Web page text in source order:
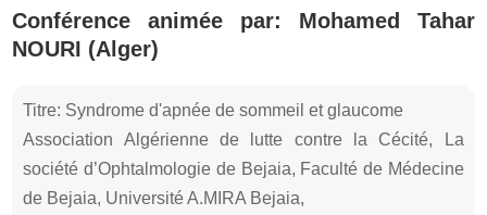
Conférence animée par: Mohamed Tahar
NOURI (Alger)
Titre: Syndrome d'apnée de sommeil et glaucome
Association Algérienne de lutte contre la Cécité, La
société d’Ophtalmologie de Bejaia, Faculté de Médecine
de Bejaia, Université A.MIRA Bejaia,